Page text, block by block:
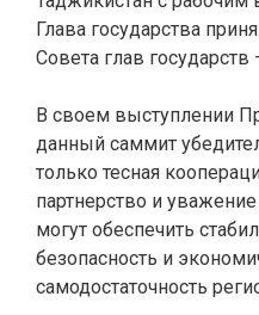
Глава государства
Совета глав
В своем выступлении
данный саммит
только тесная
партнерство и
могут обеспечить
безопасность и
самодостаточность